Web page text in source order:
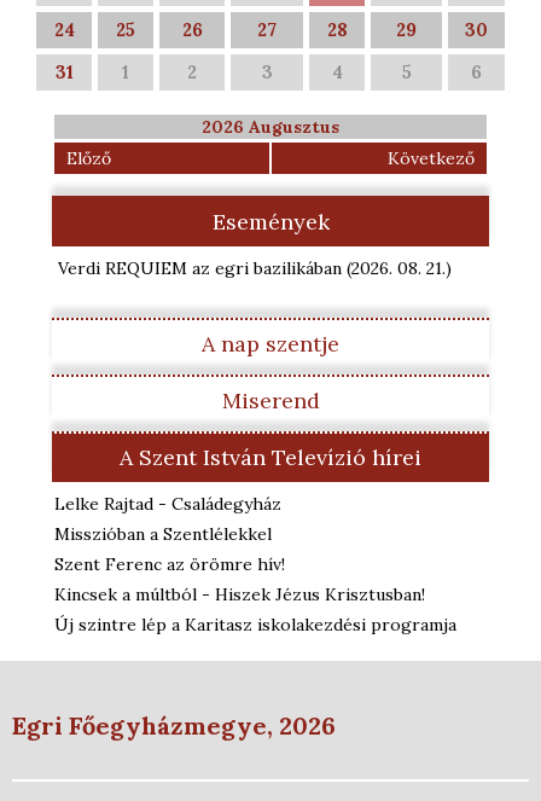
24
25 26 27 28 29
30
31
1 2 3 4 5 6
2026 Augusztus
Előző
Következő
Események
Verdi REQUIEM az egri bazilikában (2026. 08. 21.)
A nap szentje
Miserend
A Szent István Televízió hírei
Lelke Rajtad - Családegyház
Misszióban a Szentlélekkel
Szent Ferenc az örömre hív!
Kincsek a múltból - Hiszek Jézus Krisztusban!
Új szintre lép a Karitasz iskolakezdési programja
Egri Főegyházmegye, 2026